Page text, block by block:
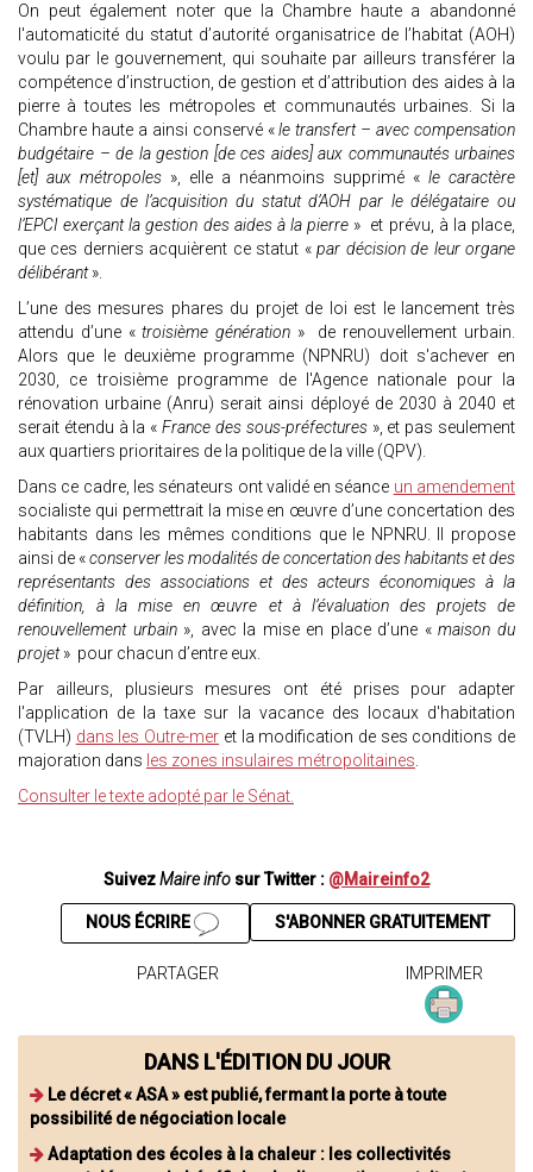
On peut également noter que la Chambre haute a abandonné
l'automaticité du statut d’autorité organisatrice de l’habitat (AOH)
voulu par le gouvernement, qui souhaite par ailleurs transférer la
compétence d’instruction, de gestion et d’attribution des aides à la
pierre à toutes les métropoles et communautés urbaines. Si la
Chambre haute a ainsi conservé «le transfert – avec compensation
budgétaire – de la gestion [de ces aides] aux communautés urbaines
[et] aux métropoles », elle a néanmoins supprimé « le caractère
systématique de l’acquisition du statut d’AOH par le délégataire ou
l’EPCI exerçant la gestion des aides à la pierre » et prévu, à la place,
que ces derniers acquièrent ce statut «par décision de leur organe
délibérant».
L’une des mesures phares du projet de loi est le lancement très
attendu d’une «troisième génération » de renouvellement urbain.
Alors que le deuxième programme (NPNRU) doit s'achever en
2030, ce troisième programme de l'Agence nationale pour la
rénovation urbaine (Anru) serait ainsi déployé de 2030 à 2040 et
serait étendu à la «France des sous-préfectures», et pas seulement
aux quartiers prioritaires de la politique de la ville (QPV).
Dans ce cadre, les sénateurs ont validé en séance un amendement
socialiste qui permettrait la mise en œuvre d’une concertation des
habitants dans les mêmes conditions que le NPNRU. Il propose
ainsi de «conserver les modalités de concertation des habitants et des
représentants des associations et des acteurs économiques à la
définition, à la mise en œuvre et à l’évaluation des projets de
renouvellement urbain», avec la mise en place d’une «maison du
projet» pour chacun d’entre eux.
Par ailleurs, plusieurs mesures ont été prises pour adapter
l'application de la taxe sur la vacance des locaux d'habitation
(TVLH) dans les Outre-mer et la modification de ses conditions de
majoration dans les zones insulaires métropolitaines.
Consulter le texte adopté par le Sénat.
SuivezMaire info sur Twitter : @Maireinfo2
S'ABONNER GRATUITEMENT
NOUS ÉCRIRE
PARTAGER IMPRIMER
DANS L'ÉDITION DU JOUR
Le décret « ASA » est publié, fermant la porte à toute
possibilité de négociation locale
Adaptation des écoles à la chaleur : les collectivités